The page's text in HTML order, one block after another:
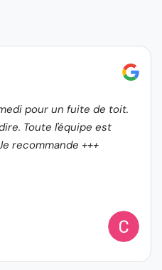
pour un fuite de toit.
Toute l'équipe est
recommande +++